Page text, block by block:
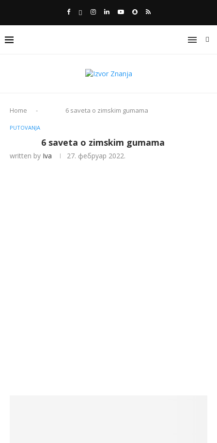
Home - 6 saveta o zimskim gumama
PUTOVANJA
6 saveta o zimskim gumama
written by Iva 27. фебруар 2022.